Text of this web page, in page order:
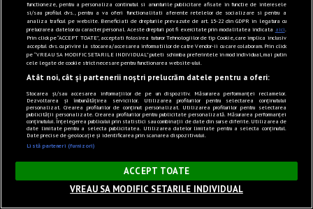
×
functioneze, pentru a personaliza continutul si anunturile publicitare afisate in functie de interesele
si/sau profilul dvs., pentru a va oferi functionalitati aferente retelelor de socializare si pentru a
analiza traficul pe website. Beneficiati de drepturile prevazute de art. 15-22 din GDPR in legatura cu
prelucrarea datelor cu caracter personal. Aceste drepturi pot fi exercitate prin modalitatea indicata aici.
Prin click pe “ACCEPT TOATE”, acceptati folosirea tuturor Tehnologiilor de tip Cookie, care implica inclusiv
acceptul dvs. cu privire la stocarea/accesarea informatiilor de catre Vendor-ii cu care colaboram. Prin click
pe “VREAU SA MODIFIC SETARILE INDIVIDUAL” puteti schimba preferintele in mod individual, mai putin
cele legate de cookie strict necesare pentru functionarea website-ului.
Atât noi, cât și partenerii noștri prelucrăm datele pentru a oferi:
Stocarea și/sau accesarea informațiilor de pe un dispozitiv. Măsurarea performanței reclamelor.
Dezvoltarea și îmbunătățirea serviciilor. Utilizarea profilurilor pentru selectarea conținutului
personalizat. Crearea profilurilor de conținut personalizat. Utilizarea profilurilor pentru selectarea
publicității personalizate. Crearea profilurilor pentru publicitate personalizată. Măsurarea performanței
conținutului. Înțelegerea publicului prin statistici sau combinații de date din surse diferite. Utilizarea de
date limitate pentru a selecta publicitatea. Utilizarea datelor limitate pentru a selecta conținutul.
Date precise de geolocație și identificarea prin scanarea dispozitivului.
Listă parteneri (furnizori)
ACCEPT TOATE
VREAU SA MODIFIC SETARILE INDIVIDUAL